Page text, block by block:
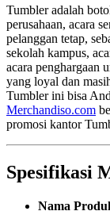
Tumbler adalah
perusahaan, acara
pelanggan tetap,
sekolah kampus,
acara penghargaan
yang loyal dan
Tumbler ini bisa
Merchandiso.com
promosi kantor
Spesifikasi
Nama